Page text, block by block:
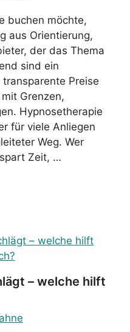
buchen möchte,
aus Orientierung,
der das Thema
sind ein
Preise
Grenzen,
Hypnosetherapie
für viele Anliegen
Weg. Wer
Zeit, …
– welche hilft